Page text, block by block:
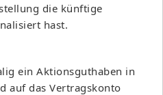
die künftige
hast.
ein Aktionsguthaben in
auf das Vertragskonto